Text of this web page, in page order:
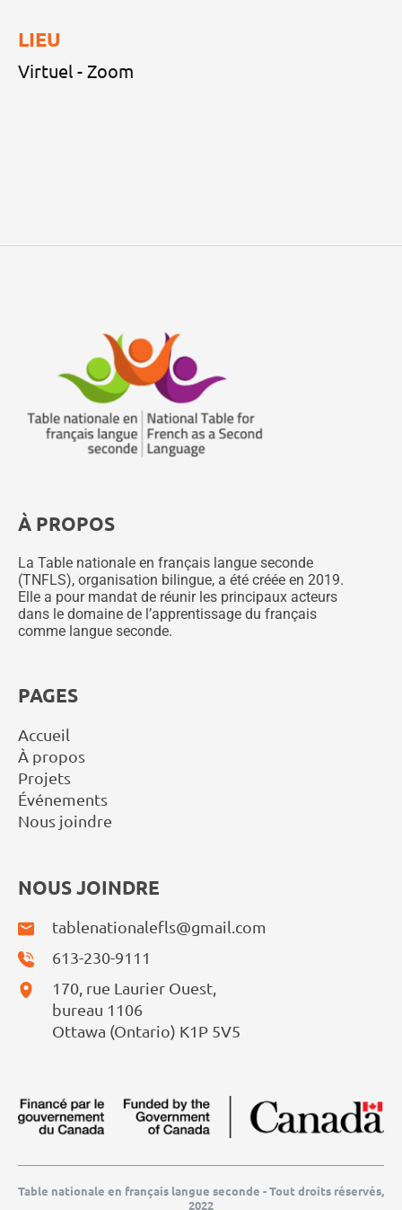
LIEU
Virtuel - Zoom
À PROPOS
La Table nationale en français langue seconde
(TNFLS), organisation bilingue, a été créée en 2019.
Elle a pour mandat de réunir les principaux acteurs
dans le domaine de l’apprentissage du français
comme langue seconde.
PAGES
Accueil
À propos
Projets
Événements
Nous joindre
NOUS JOINDRE
tablenationalefls@gmail.com
613-230-9111
170, rue Laurier Ouest,
bureau 1106
Ottawa (Ontario) K1P 5V5
Table nationale en français langue seconde - Tout droits réservés,
2022